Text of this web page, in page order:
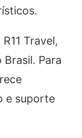
Travel,
Para
e suporte